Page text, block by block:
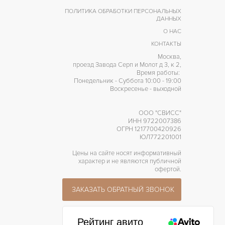
ПОЛИТИКА ОБРАБОТКИ ПЕРСОНАЛЬНЫХ
ДАННЫХ
О НАС
КОНТАКТЫ
Москва,
проезд Завода Серп и Молот д 3, к 2,
Время работы:
Понедельник - Суббота 10:00 - 19:00
Воскресенье - выходной
ООО "СВИСС"
ИНН 9722007386
ОГРН 1217700420926
ЮЛ772201001
Цены на сайте носят информативный
характер и не являются публичной
офертой.
ЗАКАЗАТЬ ОБРАТНЫЙ ЗВОНОК
Рейтинг авито